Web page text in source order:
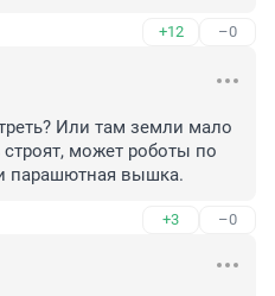
+12 –0
Или там земли мало
может роботы по
парашютная вышка.
+3 –0